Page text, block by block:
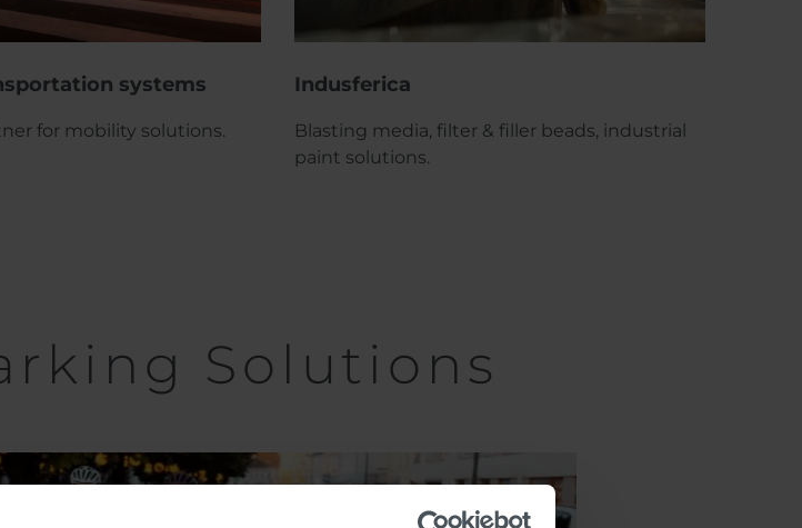
systems
for mobility solutions.
Indusferica
Blasting media, filter & filler beads, industrial
paint solutions.
Solutions